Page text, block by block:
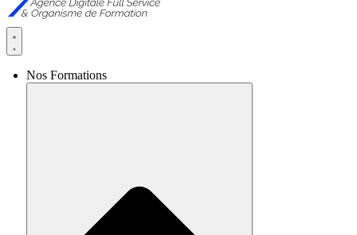
Nos Formations